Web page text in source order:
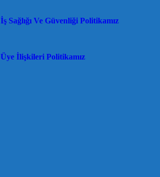
İş Sağlığı Ve Güvenliği Politikamız
Üye İlişkileri Politikamız